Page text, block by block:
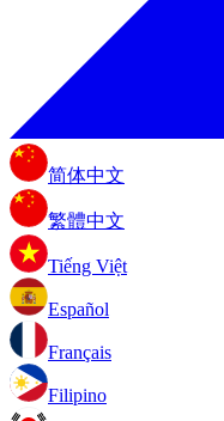
简体中文
繁體中文
Tiếng Việt
Español
Français
Filipino